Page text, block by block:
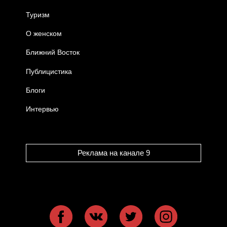
Туризм
О женском
Ближний Восток
Публицистика
Блоги
Интервью
Реклама на канале 9